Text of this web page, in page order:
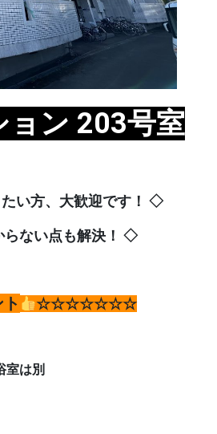
ョン 203号室
い方、大歓迎です！ ◇
ない点も解決！ ◇
☆☆☆☆☆☆☆
は別